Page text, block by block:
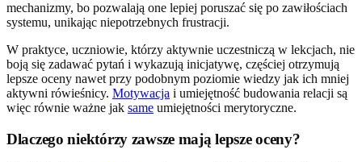
mechanizmy, bo pozwalają one lepiej poruszać się po zawiłościach
systemu, unikając niepotrzebnych frustracji.
W praktyce, uczniowie, którzy aktywnie uczestniczą w lekcjach, nie
boją się zadawać pytań i wykazują inicjatywę, częściej otrzymują
lepsze oceny nawet przy podobnym poziomie wiedzy jak ich mniej
aktywni rówieśnicy. Motywacja i umiejętność budowania relacji są
więc równie ważne jak same umiejętności merytoryczne.
Dlaczego niektórzy zawsze mają lepsze oceny?